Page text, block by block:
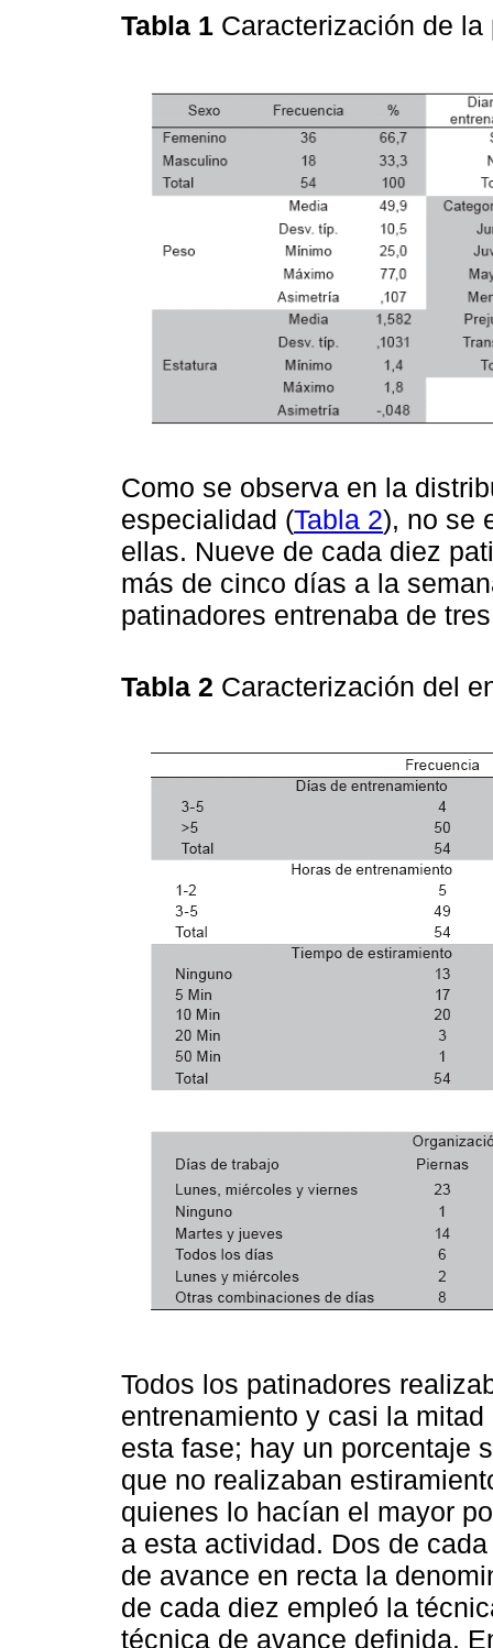
Tabla 1 Caracterización de
Como se observa en la
especialidad (Tabla 2), no se
ellas. Nueve de cada diez
más de cinco días a la
patinadores entrenaba de
Tabla 2 Caracterización del
Todos los patinadores
entrenamiento y casi la
esta fase; hay un porcentaje
que no realizaban
quienes lo hacían el mayor
a esta actividad. Dos de
de avance en recta la
de cada diez empleó la
técnica de avance definida.